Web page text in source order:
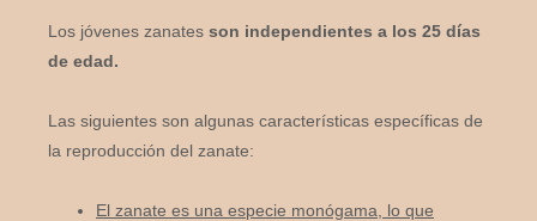
Los jóvenes zanates son independientes a los 25 días
de edad.
Las siguientes son algunas características específicas de
la reproducción del zanate:
El zanate es una especie monógama, lo que